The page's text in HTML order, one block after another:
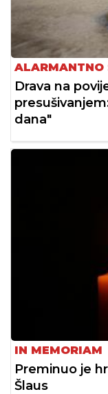
ALARMANTNO
Drava na
dana"
IN MEMORIAM
Preminuo je
Šlaus